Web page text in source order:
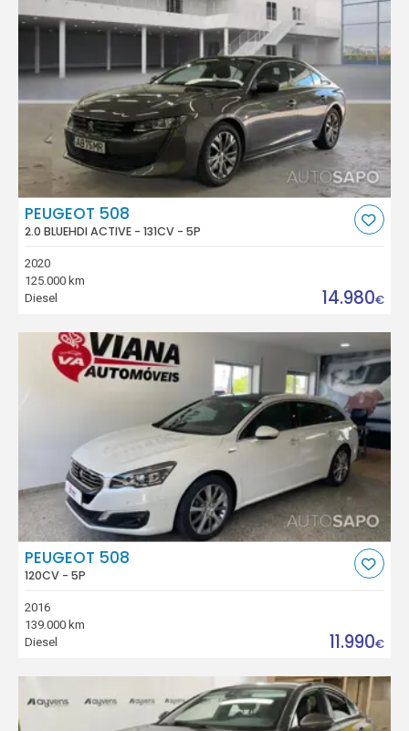
PEUGEOT 508
2.0 BLUEHDI ACTIVE - 131CV - 5P
2020
125.000 km
Diesel
14.980€
PEUGEOT 508
120CV - 5P
2016
139.000 km
Diesel
11.990€